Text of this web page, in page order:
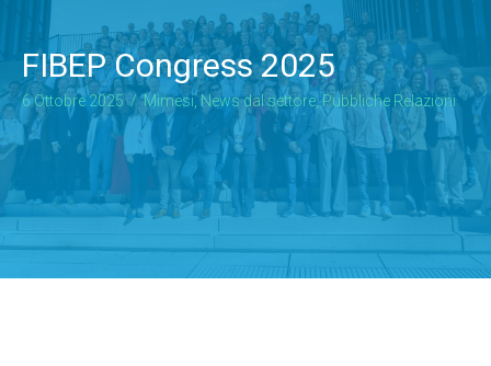
FIBEP Congress 2025
6 Ottobre 2025 / Mimesi,News dal settore,Pubbliche Relazioni